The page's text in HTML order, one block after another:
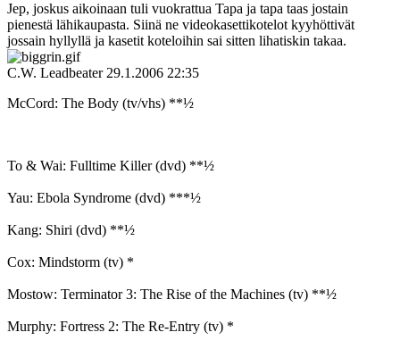
Jep, joskus aikoinaan tuli vuokrattua Tapa ja tapa taas jostain
pienestä lähikaupasta. Siinä ne videokasettikotelot kyyhöttivät
jossain hyllyllä ja kasetit koteloihin sai sitten lihatiskin takaa.
C.W. Leadbeater 29.1.2006 22:35
McCord: The Body (tv/vhs) **½
To & Wai: Fulltime Killer (dvd) **½
Yau: Ebola Syndrome (dvd) ***½
Kang: Shiri (dvd) **½
Cox: Mindstorm (tv) *
Mostow: Terminator 3: The Rise of the Machines (tv) **½
Murphy: Fortress 2: The Re-Entry (tv) *